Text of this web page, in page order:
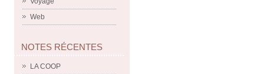
Web
NOTES RÉCENTES
LA COOP